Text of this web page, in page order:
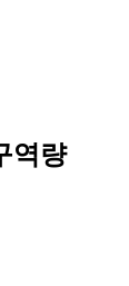
역량